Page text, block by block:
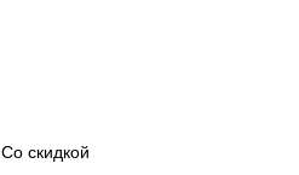
Со скидкой